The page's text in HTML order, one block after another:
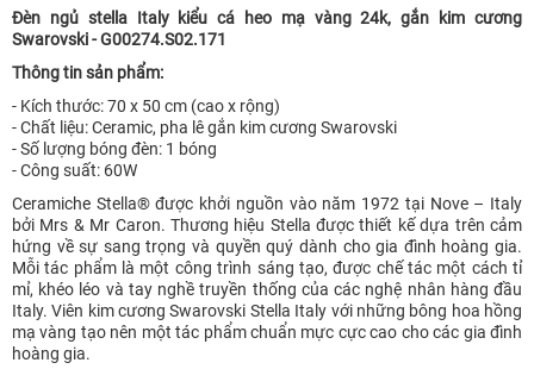
Đèn ngủ stella Italy kiểu cá heo mạ vàng 24k, gắn kim cương
Swarovski - G00274.S02.171
Thông tin sản phẩm:
- Kích thước: 70 x 50 cm (cao x rộng)
- Chất liệu: Ceramic, pha lê gắn kim cương Swarovski
- Số lượng bóng đèn: 1 bóng
- Công suất: 60W
Ceramiche Stella® được khởi nguồn vào năm 1972 tại Nove – Italy
bởi Mrs & Mr Caron. Thương hiệu Stella được thiết kế dựa trên cảm
hứng về sự sang trọng và quyền quý dành cho gia đình hoàng gia.
Mỗi tác phẩm là một công trình sáng tạo, được chế tác một cách tỉ
mỉ, khéo léo và tay nghề truyền thống của các nghệ nhân hàng đầu
Italy. Viên kim cương Swarovski Stella Italy với những bông hoa hồng
mạ vàng tạo nên một tác phẩm chuẩn mực cực cao cho các gia đình
hoàng gia.